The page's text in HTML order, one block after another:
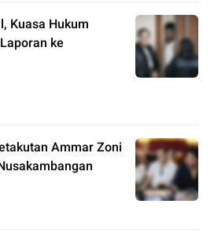
Kuasa Hukum
ke
Ammar Zoni